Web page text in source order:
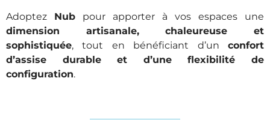
Adoptez Nub pour apporter à vos espaces une
dimension artisanale, chaleureuse et
sophistiquée, tout en bénéficiant d’un confort
d’assise durable et d’une flexibilité de
configuration.